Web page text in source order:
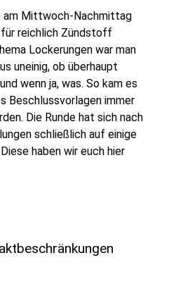
am Mittwoch-Nachmittag
reichlich Zündstoff
Lockerungen war man
uneinig, ob überhaupt
wenn ja, was. So kam es
Beschlussvorlagen immer
Die Runde hat sich nach
schließlich auf einige
haben wir euch hier